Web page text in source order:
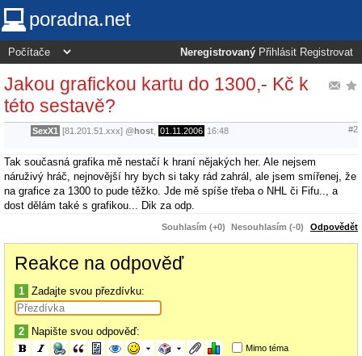
poradna.net
Neregistrovaný Přihlásit Registrovat
Jakou grafickou kartu do 1300,- Kč k
této sestavě?
SexX1 [81.201.51.xxx] @host 01.11.2006 16:48 #2
Tak současná grafika mě nestačí k hraní nějakých her. Ale nejsem
náruživý hráč, nejnovější hry bych si taky rád zahrál, ale jsem smířenej, že
na grafice za 1300 to pude těžko. Jde mě spíše třeba o NHL či Fifu.., a
dost dělám také s grafikou... Dik za odp.
Souhlasím (+0) Nesouhlasím (-0) Odpovědět
Reakce na odpověď
1 Zadajte svou přezdívku:
2 Napište svou odpověď:
Mimo téma